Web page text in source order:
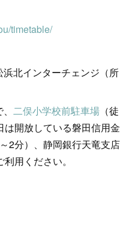
timetable/
北インターチェンジ（所
二俣小学校前駐車場 （徒
開放している磐田信用金
2分）、静岡銀行天竜支店
用ください。